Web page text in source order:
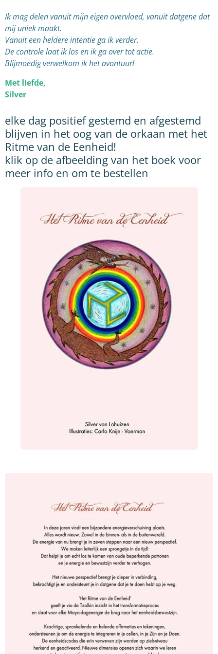
Ik mag delen vanuit mijn eigen overvloed, vanuit datgene dat
mij uniek maakt.
Vanuit een heldere intentie ga ik verder.
De controle laat ik los en ik ga over tot actie.
Blijmoedig verwelkom ik het avontuur!
Met liefde,
Silver
elke dag positief gestemd en afgestemd
blijven in het oog van de orkaan met het
Ritme van de Eenheid!
klik op de afbeelding van het boek voor
meer info en om te bestellen